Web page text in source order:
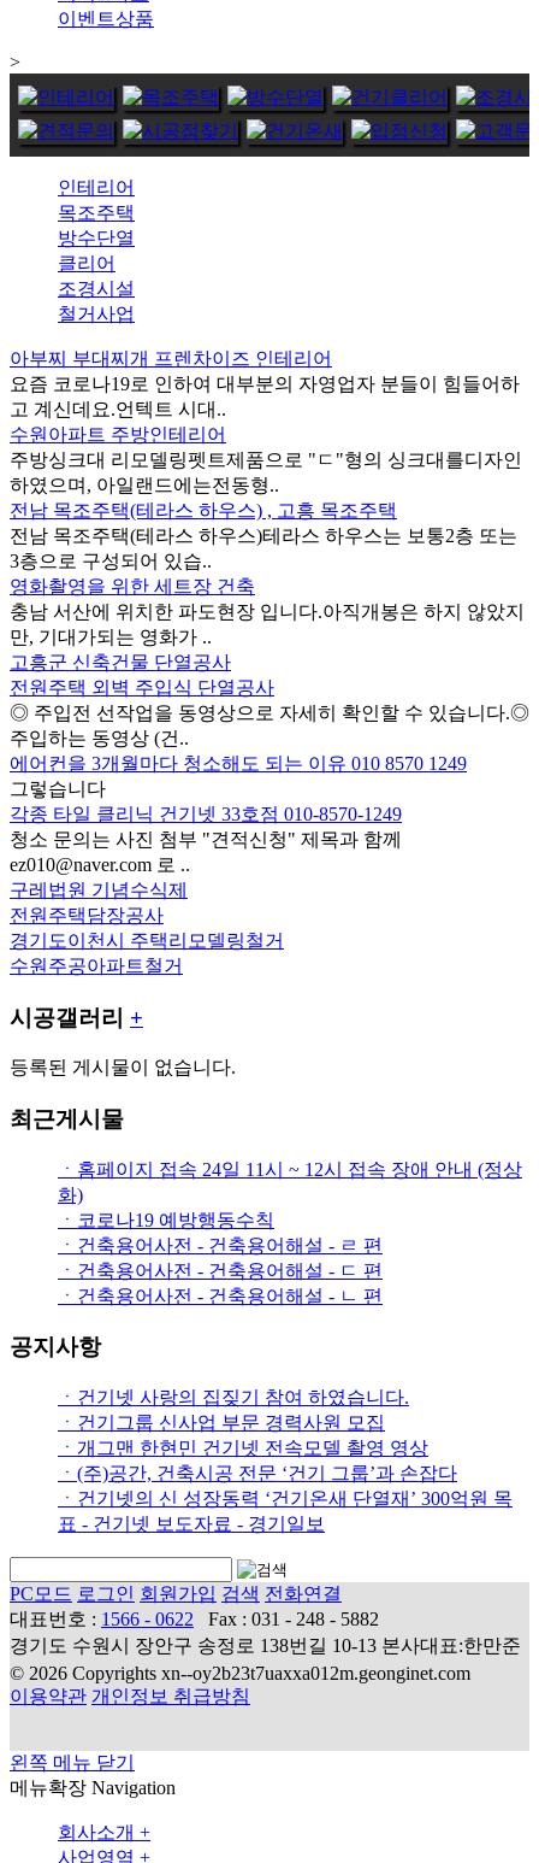
이벤트상품
>
인테리어
목조주택
방수단열
클리어
조경시설
철거사업
아부찌 부대찌개 프렌차이즈 인테리어
요즘 코로나19로 인하여 대부분의 자영업자 분들이 힘들어하
고 계신데요.언텍트 시대..
수원아파트 주방인테리어
주방싱크대 리모델링펫트제품으로 "ㄷ"형의 싱크대를디자인
하였으며, 아일랜드에는전동형..
전남 목조주택(테라스 하우스) , 고흥 목조주택
전남 목조주택(테라스 하우스)테라스 하우스는 보통2층 또는
3층으로 구성되어 있습..
영화촬영을 위한 세트장 건축
충남 서산에 위치한 파도현장 입니다.아직개봉은 하지 않았지
만, 기대가되는 영화가 ..
고흥군 신축건물 단열공사
전원주택 외벽 주입식 단열공사
◎ 주입전 선작업을 동영상으로 자세히 확인할 수 있습니다.◎
주입하는 동영상 (건..
에어컨을 3개월마다 청소해도 되는 이유 010 8570 1249
그렇습니다
각종 타일 클리닉 건기넷 33호점 010-8570-1249
청소 문의는 사진 첨부 "견적신청" 제목과 함께
ez010@naver.com 로 ..
구레법원 기념수식제
전원주택담장공사
경기도이천시 주택리모델링철거
수원주공아파트철거
시공갤러리 +
등록된 게시물이 없습니다.
최근게시물
ㆍ홈페이지 접속 24일 11시 ~ 12시 접속 장애 안내 (정상
화)
ㆍ코로나19 예방행동수칙
ㆍ건축용어사전 - 건축용어해설 - ㄹ 편
ㆍ건축용어사전 - 건축용어해설 - ㄷ 편
ㆍ건축용어사전 - 건축용어해설 - ㄴ 편
공지사항
ㆍ건기넷 사랑의 집짖기 참여 하였습니다.
ㆍ건기그룹 신사업 부문 경력사원 모집
ㆍ개그맨 한현민 건기넷 전속모델 촬영 영상
ㆍ(주)공간, 건축시공 전문 ‘건기 그룹’과 손잡다
ㆍ건기넷의 신 성장동력 ‘건기온새 단열재’ 300억원 목
표 - 건기넷 보도자료 - 경기일보
PC모드 로그인 회원가입 검색 전화연결
대표번호 : 1566 - 0622
Fax : 031 - 248 - 5882
경기도 수원시 장안구 송정로 138번길 10-13 본사대표:한만준
© 2026 Copyrights xn--oy2b23t7uaxxa012m.geonginet.com
이용약관 개인정보 취급방침
왼쪽 메뉴 닫기
메뉴확장 Navigation
회사소개 +
사업영역 +